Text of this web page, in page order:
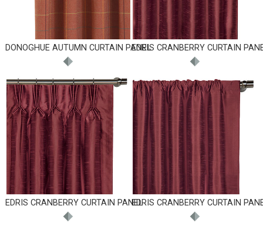
DONOGHUE AUTUMN CURTAIN PANELEDRIS CRANBERRY CURTAIN
EDRIS CRANBERRY CURTAIN PANELEDRIS CRANBERRY CURTAIN